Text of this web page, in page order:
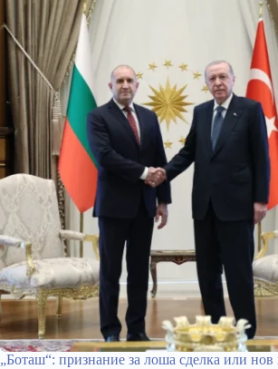
„Боташ“: признание за лоша сделка или